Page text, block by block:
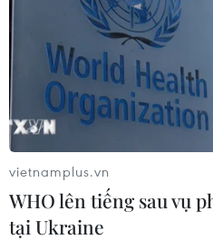
Sudan: Nhiều tiếng
sở Bộ quốc phòng
13/04/2019 22:47
Reuters đưa tin, ngày 13/4,
hiện bên ngoài trụ sở Bộ
Khartoum.
vietnamplus.vn
WHO lên tiếng sau vụ
tại Ukraine